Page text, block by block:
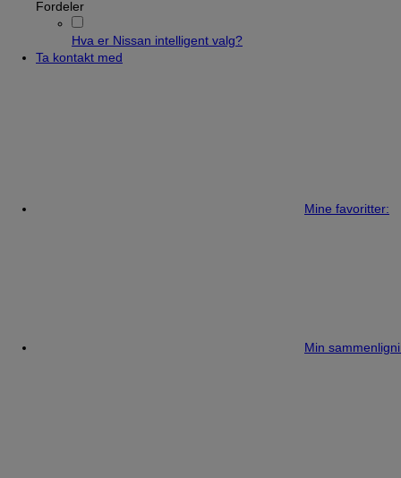
Fordeler
Hva er Nissan intelligent valg?
Ta kontakt med
Mine favoritter:
Min